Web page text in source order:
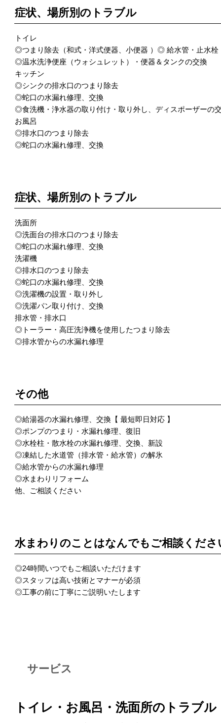
症状、場所別のトラブル
トイレ
◎つまり除去（和式・洋式便器、小便器 ）◎ 給水管・止水栓
◎温水洗浄便座（ウォシュレット）・便器＆タンクの交換
キッチン
◎シンクの排水口のつまり除去
◎蛇口の水漏れ修理、交換
◎食洗機・浄水器の取り付け・取り外し、ディスポーザーの
お風呂
◎排水口のつまり除去
◎蛇口の水漏れ修理、交換
症状、場所別のトラブル
洗面所
◎洗面台の排水口のつまり除去
◎蛇口の水漏れ修理、交換
洗濯機
◎排水口のつまり除去
◎蛇口の水漏れ修理、交換
◎洗濯機の設置・取り外し
◎洗濯パン取り付け、交換
排水管・排水口
◎トーラー・高圧洗浄機を使用したつまり除去
◎排水管からの水漏れ修理
その他
◎給湯器の水漏れ修理、交換【 最短即日対応 】
◎ポンプのつまり・水漏れ修理、復旧
◎水栓柱・散水栓の水漏れ修理、交換、新設
◎凍結した水道管（排水管・給水管）の解氷
◎給水管からの水漏れ修理
◎水まわりリフォーム
他、ご相談ください
水まわりのことはなんでもご相談くださ
◎24時間いつでもご相談いただけます
◎スタッフは高い技術とマナーが必須
◎工事の前に丁寧にご説明いたします
サービス
トイレ・お風呂・洗面所のトラブル